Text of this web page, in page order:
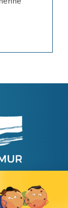
Namur
55 93 55